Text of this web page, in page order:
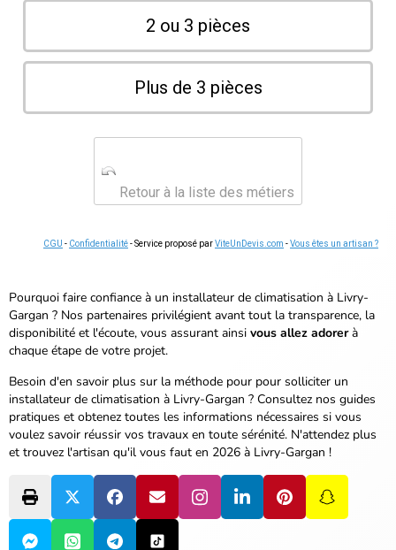
2 ou 3 pièces
Plus de 3 pièces
Retour à la liste des métiers
CGU - Confidentialité- Service proposé parViteUnDevis.com -Vous êtes un artisan ?
Pourquoi faire confiance à un installateur de climatisation à Livry-
Gargan ? Nos partenaires privilégient avant tout la transparence, la
disponibilité et l'écoute, vous assurant ainsi vous allez adorerà
chaque étape de votre projet.
Besoin d'en savoir plus sur la méthode pour pour solliciter un
installateur de climatisation à Livry-Gargan ? Consultez nos guides
pratiques et obtenez toutes les informations nécessaires si vous
voulez savoir réussir vos travaux en toute sérénité. N'attendez plus
et trouvez l'artisan qu'il vous faut en 2026 à Livry-Gargan !